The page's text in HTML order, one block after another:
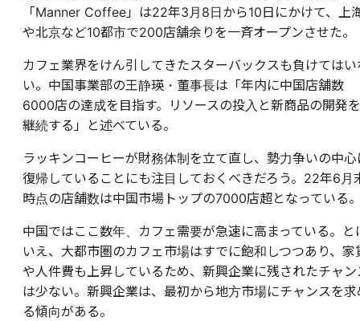
「Manner Coffee」は22年3月8日から10日にかけて、上
や北京など10都市で200店舗余りを一斉オープンさせた。
カフェ業界をけん引してきたスターバックスも負けてはい
い。中国事業部の王静瑛・董事長は「年内に中国店舗数
6000店の達成を目指す。リソースの投入と新商品の開発を
継続する」と述べている。
ラッキンコーヒーが財務体制を立て直し、勢力争いの中心
復帰していることにも注目しておくべきだろう。22年6月
時点の店舗数は中国市場トップの7000店超となっている
中国ではここ数年、カフェ需要が急速に高まっている。と
いえ、大都市圏のカフェ市場はすでに飽和しつつあり、家
や人件費も上昇しているため、新興企業に残されたチャン
は少ない。新興企業は、最初から地方市場にチャンスを求
る傾向がある。